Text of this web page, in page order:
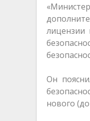
лицензии
Он
нового